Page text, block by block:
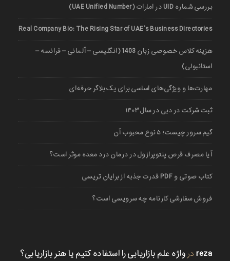
بررسی شماره UID در امارات (UAE Unified Number)
Real Company Bio: The Rising Star of UAE’s Business Directories
هزینه کلاس خصوصی زبان 1403 (انگلیسی – آلمانی – فرانسه –
استانبولی)
مهارت‌ها و ویژگی‌های اساسی برای یک بلاگر حرفه‌ای
ثبت شرکت در دبی در سال ۱۴۰۳
گیم سرور چیست؛ ۵ نوع محبوب آن
آیا مصرف قرص پنتوپرازول در درمان درد معده موثر است؟
کتاب صوتی و PDF قدرت جذبه از برایان تریسی
فروش سفارشی کارنامه چه سرویسی است؟
reza در واژه علم بازاریابی را استفاده کنیم یا هنر بازاریابی؟